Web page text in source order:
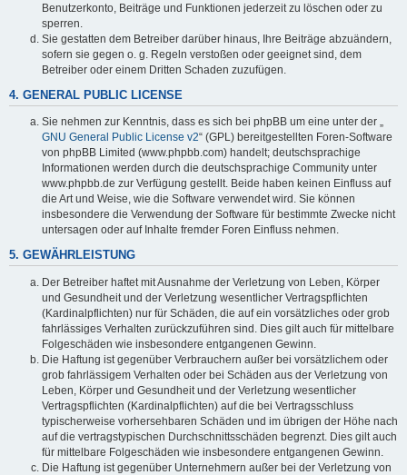
Benutzerkonto, Beiträge und Funktionen jederzeit zu löschen oder zu
sperren.
Sie gestatten dem Betreiber darüber hinaus, Ihre Beiträge abzuändern,
sofern sie gegen o. g. Regeln verstoßen oder geeignet sind, dem
Betreiber oder einem Dritten Schaden zuzufügen.
4. GENERAL PUBLIC LICENSE
Sie nehmen zur Kenntnis, dass es sich bei phpBB um eine unter der „
GNU General Public License v2“ (GPL) bereitgestellten Foren-Software
von phpBB Limited (www.phpbb.com) handelt; deutschsprachige
Informationen werden durch die deutschsprachige Community unter
www.phpbb.de zur Verfügung gestellt. Beide haben keinen Einfluss auf
die Art und Weise, wie die Software verwendet wird. Sie können
insbesondere die Verwendung der Software für bestimmte Zwecke nicht
untersagen oder auf Inhalte fremder Foren Einfluss nehmen.
5. GEWÄHRLEISTUNG
Der Betreiber haftet mit Ausnahme der Verletzung von Leben, Körper
und Gesundheit und der Verletzung wesentlicher Vertragspflichten
(Kardinalpflichten) nur für Schäden, die auf ein vorsätzliches oder grob
fahrlässiges Verhalten zurückzuführen sind. Dies gilt auch für mittelbare
Folgeschäden wie insbesondere entgangenen Gewinn.
Die Haftung ist gegenüber Verbrauchern außer bei vorsätzlichem oder
grob fahrlässigem Verhalten oder bei Schäden aus der Verletzung von
Leben, Körper und Gesundheit und der Verletzung wesentlicher
Vertragspflichten (Kardinalpflichten) auf die bei Vertragsschluss
typischerweise vorhersehbaren Schäden und im übrigen der Höhe nach
auf die vertragstypischen Durchschnittsschäden begrenzt. Dies gilt auch
für mittelbare Folgeschäden wie insbesondere entgangenen Gewinn.
Die Haftung ist gegenüber Unternehmern außer bei der Verletzung von